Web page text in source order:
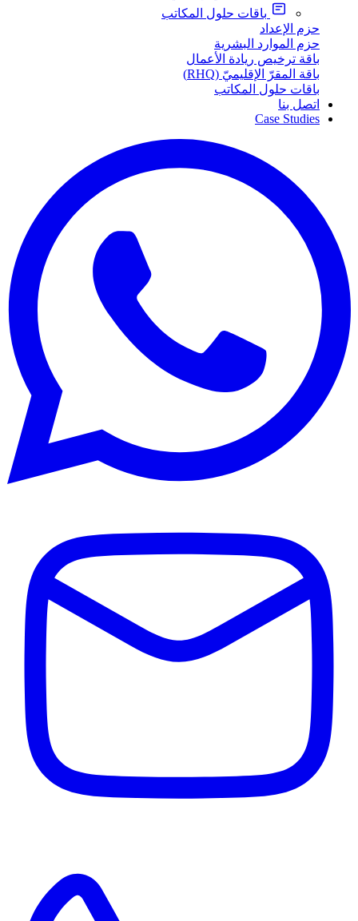
باقات حلول المكاتب
حزم الإعداد
حزم الموارد البشرية
باقة ترخيص ريادة الأعمال
باقة المقرّ الإقليميّ (RHQ)
باقات حلول المكاتب
اتصل بنا
Case Studies